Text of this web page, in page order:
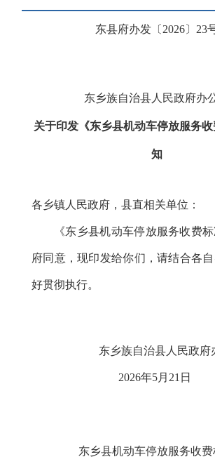
浏览次数：255次
收
东县府办发〔 2026〕 23
东乡族自治县人民政府办
关于印发《东乡县机动车停放服务收
知
各乡镇人民政府，县直相关单位：
《东乡县机动车停放服务收费
府同意，现印发给你们，请结合各
好贯彻执行。
东乡族自治县人民政府
2026年5月21日
东乡县机动车停放服务收